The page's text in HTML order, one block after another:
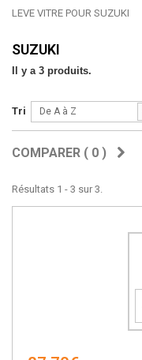
LEVE VITRE POUR SUZUKI
SUZUKI
Il y a 3 produits.
Tri De A à Z
COMPARER ( 0 )
Résultats 1 - 3 sur 3.